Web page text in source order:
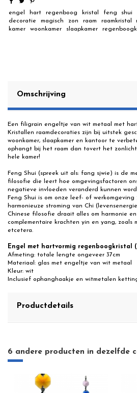
engel hart regenboog kristal feng shui
decoratie
magisch zon raam raamkristal
kamer
woonkamer slaapkamer
Omschrijving
Een filigrain engeltje van wit metaal met
Kristallen raamdecoraties zijn bij uitstek
woonkamer, slaapkamer en kantoor te
ophangt bij het raam dan tovert het
hele kamer!
Feng Shui (spreek uit als: fang sjwie) is de
filosofie die leert hoe omgevingsfactoren
negatieve invloeden veranderd kunnen
Feng Shui is om onze leef- of
harmonieuze stroming van Chi
Chinese filosofie draait alles om harmonie
complementaire krachten yin en yang, zoals
etcetera.
Engel met hartvormig regenboogkristal
Afmeting: totale lengte ongeveer 37cm
Materiaal: glas met engeltje van wit metaal
Kleur: wit
Inclusief ophanghaakje en witmetalen
Productdetails
6 andere producten in dezelfde